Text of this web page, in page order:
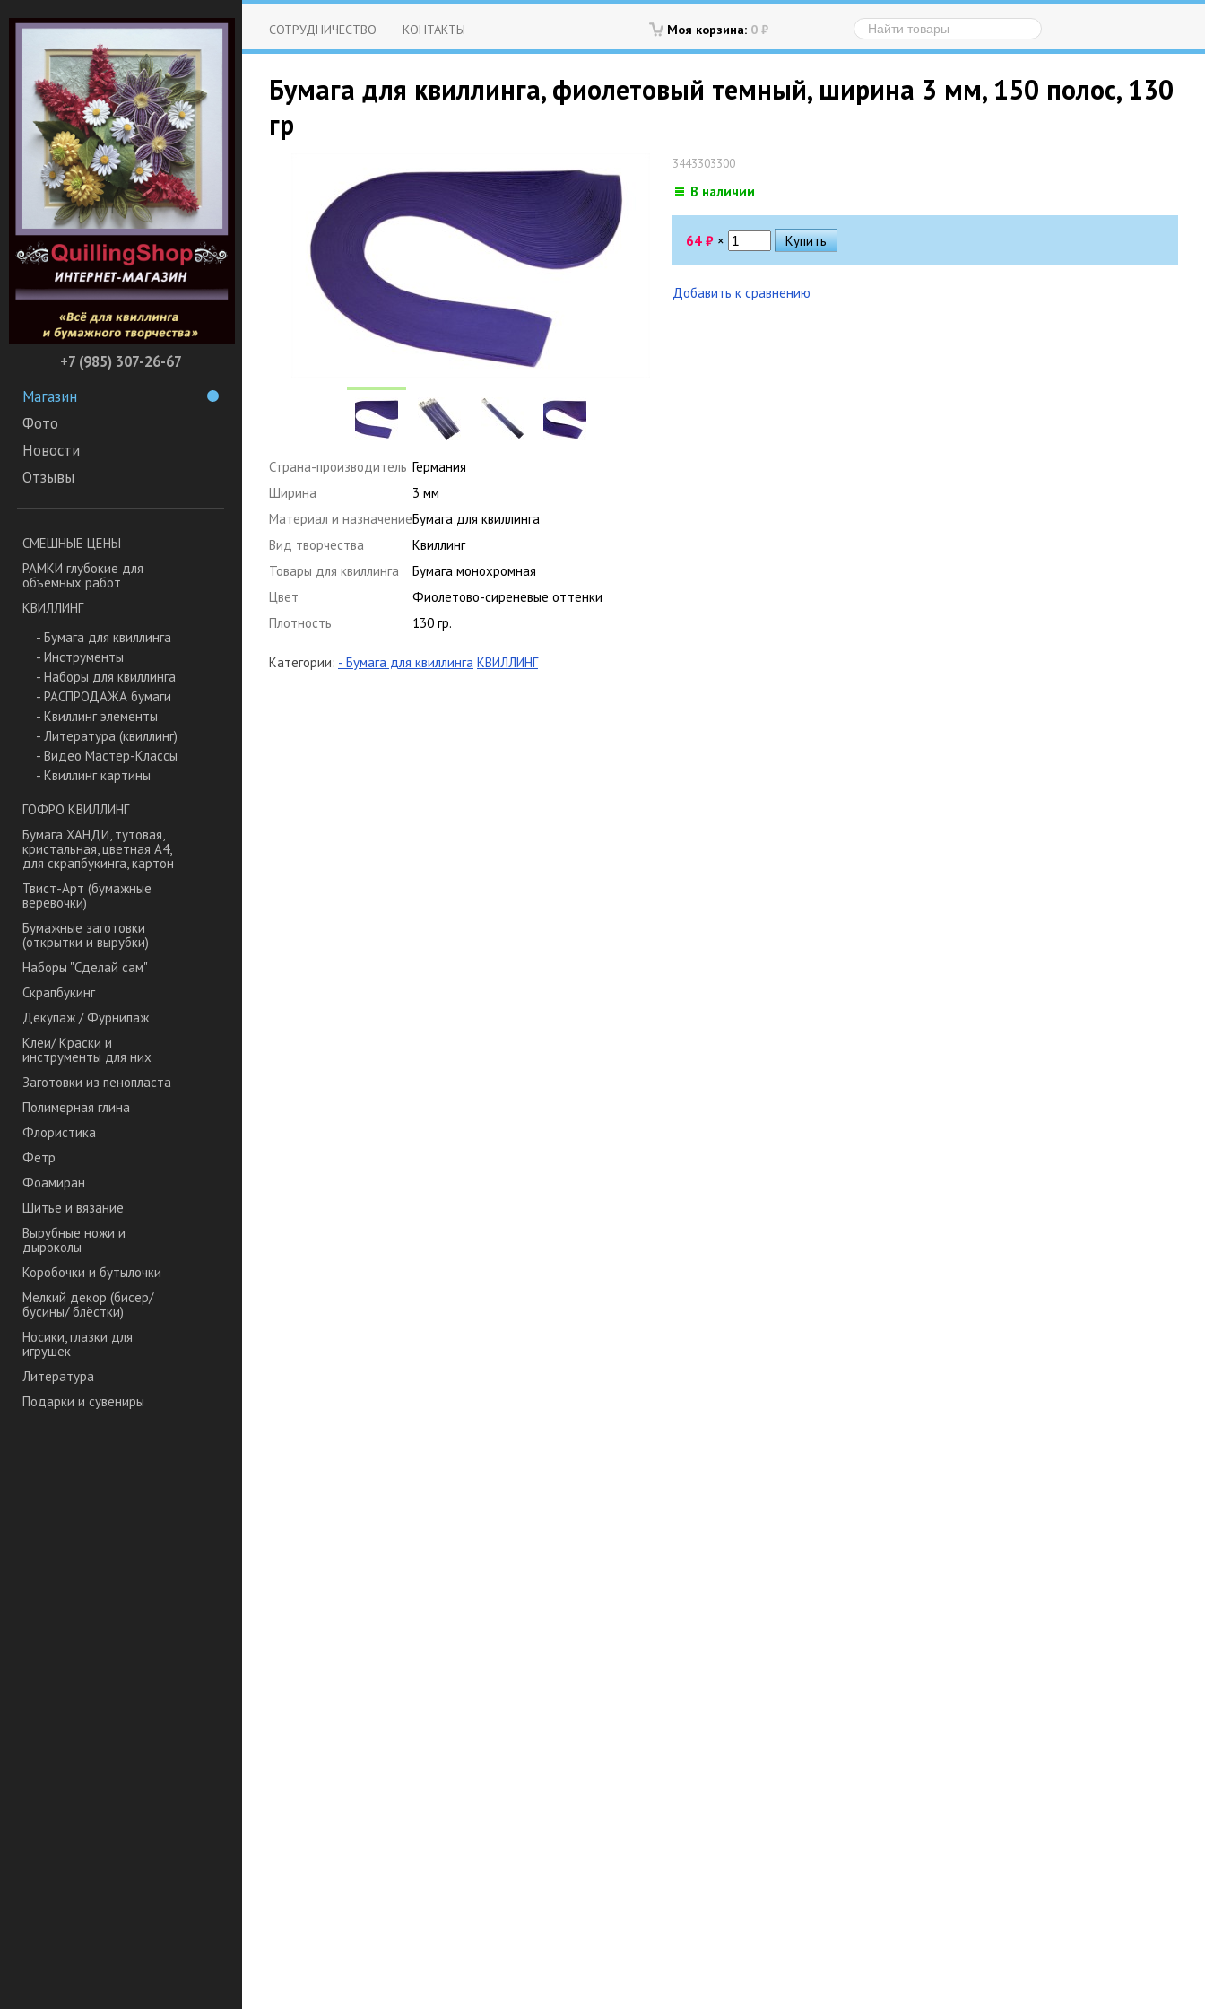
+7 (985) 307-26-67
Магазин
Фото
Новости
Отзывы
СМЕШНЫЕ ЦЕНЫ
РАМКИ глубокие для
объёмных работ
КВИЛЛИНГ
- Бумага для квиллинга
- Инструменты
- Наборы для квиллинга
- РАСПРОДАЖА бумаги
- Квиллинг элементы
- Литература (квиллинг)
- Видео Мастер-Классы
- Квиллинг картины
ГОФРО КВИЛЛИНГ
Бумага ХАНДИ, тутовая,
кристальная, цветная А4,
для скрапбукинга, картон
Твист-Арт (бумажные
веревочки)
Бумажные заготовки
(открытки и вырубки)
Наборы "Сделай сам"
Скрапбукинг
Декупаж / Фурнипаж
Клеи/ Краски и
инструменты для них
Заготовки из пенопласта
Полимерная глина
Флористика
Фетр
Фоамиран
Шитье и вязание
Вырубные ножи и
дыроколы
Коробочки и бутылочки
Мелкий декор (бисер/
бусины/ блёстки)
Носики, глазки для
игрушек
Литература
Подарки и сувениры
Моя корзина: 0 ₽
СОТРУДНИЧЕСТВО КОНТАКТЫ
Бумага для квиллинга, фиолетовый темный, ширина 3 мм, 150 полос, 130
гр
3443303300
В наличии
64 ₽ ×
Добавить к сравнению
Страна-производитель Германия
Ширина
3 мм
Материал и назначениеБумага для квиллинга
Вид творчества
Квиллинг
Товары для квиллинга
Бумага монохромная
Цвет
Фиолетово-сиреневые оттенки
Плотность
130 гр.
Категории: - Бумага для квиллинга КВИЛЛИНГ